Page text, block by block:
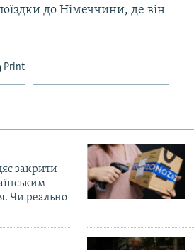
до Німеччини, де він
Print
закрити
Чи реально